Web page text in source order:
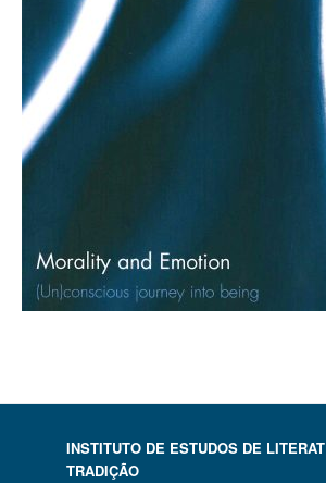
INSTITUTO DE ESTUDOS DE
TRADIÇÃO